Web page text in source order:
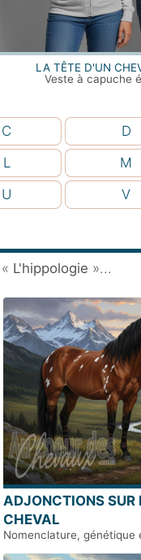
LA TÊTE D'UN
Veste à capuche
C D
L M
U V
L'hippologie »...
ADJONCTIONS SUR
CHEVAL
Nomenclature, génétique